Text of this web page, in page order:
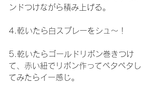
ンドつけながら積み上げる。
4.乾いたら白スプレーをシュ〜！
5.乾いたらゴールドリボン巻きつけ
て、赤い紐でリボン作ってペタペタし
てみたらイー感じ。